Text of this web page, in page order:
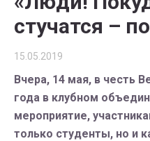
стучатся –
15.05.2019
Вчера, 14 мая, в честь
года в клубном
мероприятие,
только студенты, но и